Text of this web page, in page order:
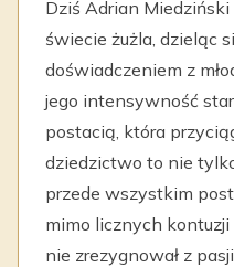
Dziś Adrian
świecie żużla, dzieląc
doświadczeniem z
jego intensywność
postacią, która
dziedzictwo to nie
przede wszystkim
mimo licznych
nie zrezygnował z